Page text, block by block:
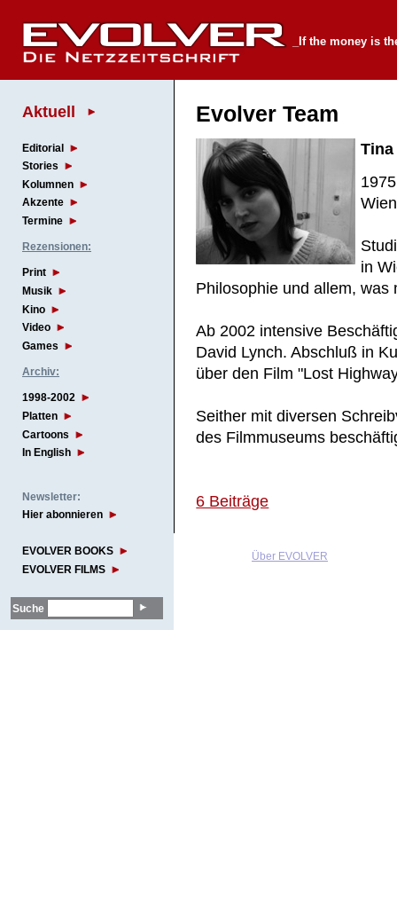
_If the money is
Aktuell
Editorial
Stories
Kolumnen
Akzente
Termine
Rezensionen:
Print
Musik
Kino
Video
Games
Archiv:
1998-2002
Platten
Cartoons
In English
Newsletter:
Hier abonnieren
EVOLVER BOOKS
EVOLVER FILMS
Suche
Evolver Team
in
Philosophie und allem, was
Ab 2002 intensive
David Lynch. Abschluß in
über den Film "Lost
Seither mit diversen
des Filmmuseums
6 Beiträge
Über EVOLVER